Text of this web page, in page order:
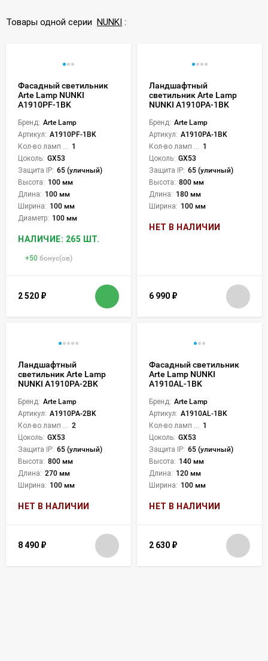
Товары одной серии NUNKI :
Фасадный светильник
Arte Lamp NUNKI
A1910PF-1BK
Бренд: Arte Lamp
Артикул: A1910PF-1BK
1
Цоколь: GX53
Защита IP: 65 (уличный)
Высота: 100 мм
Длина: 100 мм
Ширина: 100 мм
Диаметр: 100 мм
НАЛИЧИЕ: 265 ШТ.
+50 бонус(ов)
2 520 ₽
Ландшафтный
светильник Arte Lamp
NUNKI A1910PA-1BK
Бренд: Arte Lamp
Артикул: A1910PA-1BK
1
Цоколь: GX53
Защита IP: 65 (уличный)
Высота: 800 мм
Длина: 180 мм
Ширина: 100 мм
НЕТ В НАЛИЧИИ
6 990 ₽
Ландшафтный
светильник Arte Lamp
NUNKI A1910PA-2BK
Бренд: Arte Lamp
Артикул: A1910PA-2BK
2
Цоколь: GX53
Защита IP: 65 (уличный)
Высота: 800 мм
Длина: 270 мм
Ширина: 100 мм
НЕТ В НАЛИЧИИ
8 490 ₽
Фасадный светильник
Arte Lamp NUNKI
A1910AL-1BK
Бренд: Arte Lamp
Артикул: A1910AL-1BK
1
Цоколь: GX53
Защита IP: 65 (уличный)
Высота: 140 мм
Длина: 120 мм
Ширина: 100 мм
НЕТ В НАЛИЧИИ
2 630 ₽